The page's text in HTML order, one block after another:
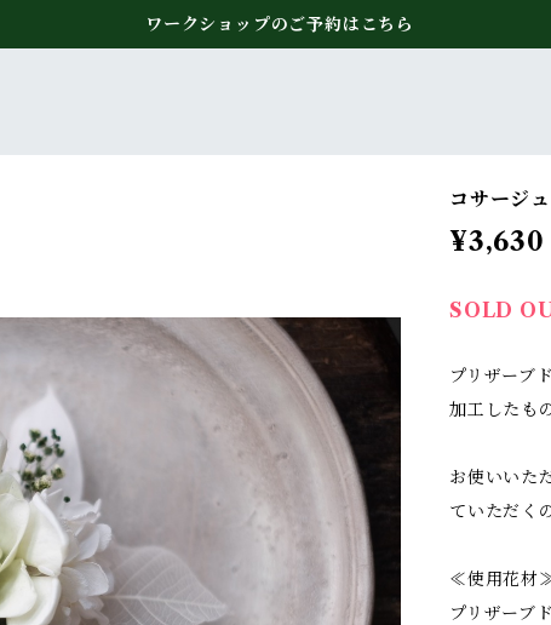
ワークショップのご予約はこちら
コサージ
¥3,630
SOLD
プリザーブ
加工したも
お使いいた
ていただく
≪使用花材
プリザーブ